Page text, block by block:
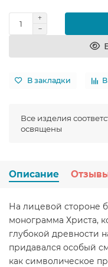
В закладки
Все изделия
освящены
Описание
На лицевой стороне
монограмма Христа,
глубокой древности
придавался особый
как символическое